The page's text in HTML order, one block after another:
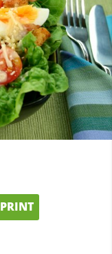
PRINT